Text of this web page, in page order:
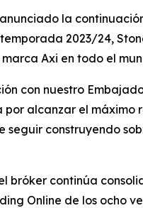
la
2023/24,
Axi en todo el
con nuestro
por alcanzar el máximo
seguir construyendo
bróker continúa
Online de los ocho